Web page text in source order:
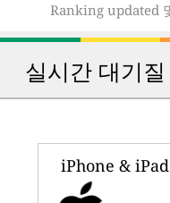
Ranking updated
실시간 대기
iPhone & iPad